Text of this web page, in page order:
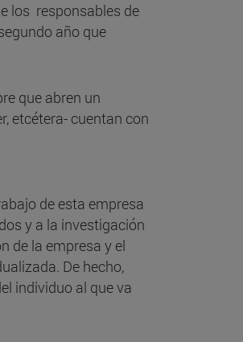
los responsables de
año que
que abren un
etcétera- cuentan con
de esta empresa
y a la investigación
de la empresa y el
De hecho,
individuo al que va